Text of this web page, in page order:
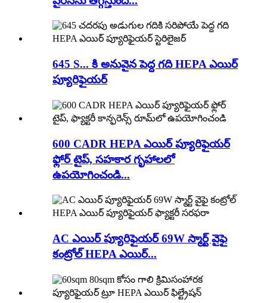
645 S... కి అనువైన పెద్ద గది HEPA ఎయిర్
ప్యూరిఫైయర్
600 CADR HEPA ఎయిర్ ప్యూరిఫైయర్
ఫ్లోర్ టైప్, సహకార గృహాలలో
ఉపయోగించండి...
AC ఎయిర్ ప్యూరిఫైయర్ 69W స్మార్ట్ వైఫై
కంట్రోల్ HEPA ఎయిర్...